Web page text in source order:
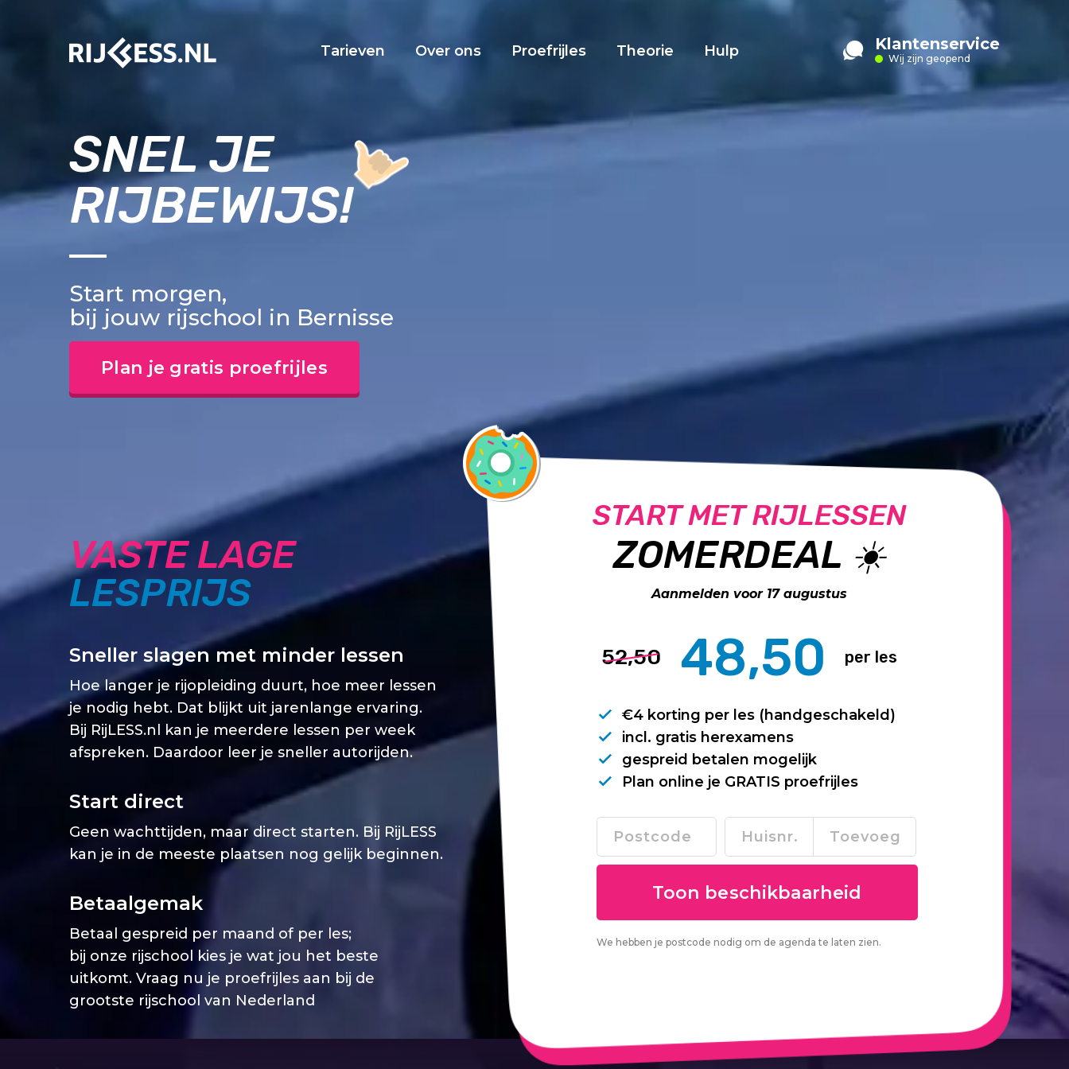
Tarieven Over ons Proefrijles Theorie Hulp Klantenservice
Wij zijn geopend
SNEL JE
RIJBEWIJS!
Start morgen,
bij jouw rijschool in Bernisse
Plan je gratis proefrijles
START MET RIJLESSEN
ZOMERDEAL ☀️
Aanmelden voor 17 augustus
52,50 48,50 per les
€4 korting per les (handgeschakeld)
incl. gratis herexamens
gespreid betalen mogelijk
Plan online je GRATIS proefrijles
We hebben je postcode nodig om de agenda te laten zien.
VASTE LAGE
LESPRIJS
Sneller slagen met minder lessen
Hoe langer je rijopleiding duurt, hoe meer lessen
je nodig hebt. Dat blijkt uit jarenlange ervaring.
Bij RijLESS.nl kan je meerdere lessen per week
afspreken. Daardoor leer je sneller autorijden.
Start direct
Geen wachttijden, maar direct starten. Bij RijLESS
kan je in de meeste plaatsen nog gelijk beginnen.
Betaalgemak
Betaal gespreid per maand of per les;
bij onze rijschool kies je wat jou het beste
uitkomt. Vraag nu je proefrijles aan bij de
grootste rijschool van Nederland